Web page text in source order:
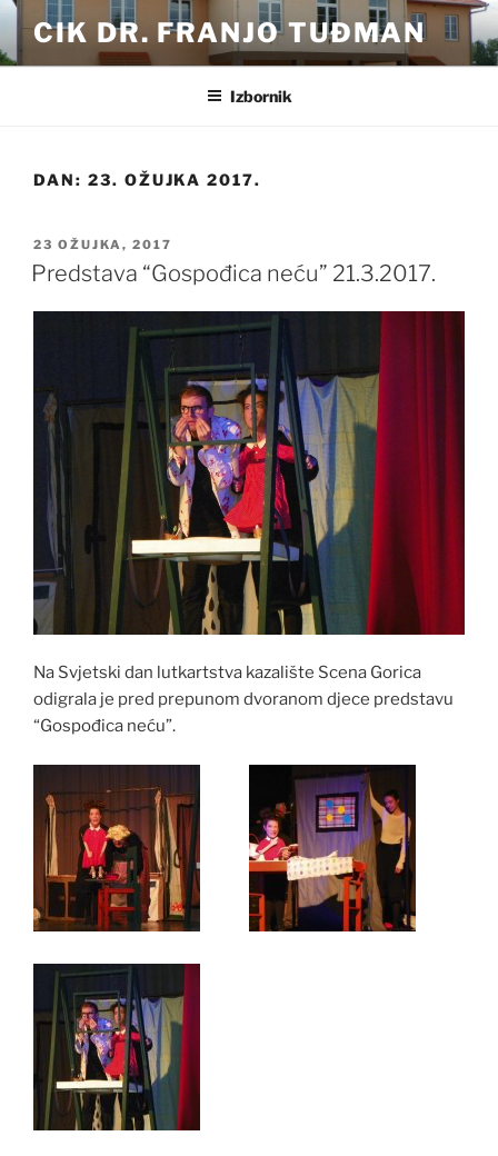
Preskoči
sadržaj
CIK DR. FRANJO TUĐMAN
Izbornik
DAN: 23. OŽUJKA 2017.
OBJAVLJENO
23 OŽUJKA, 2017
Predstava “Gospođica neću” 21.3.2017.
Na Svjetski dan lutkartstva kazalište Scena Gorica
odigrala je pred prepunom dvoranom djece predstavu
“Gospođica neću”.